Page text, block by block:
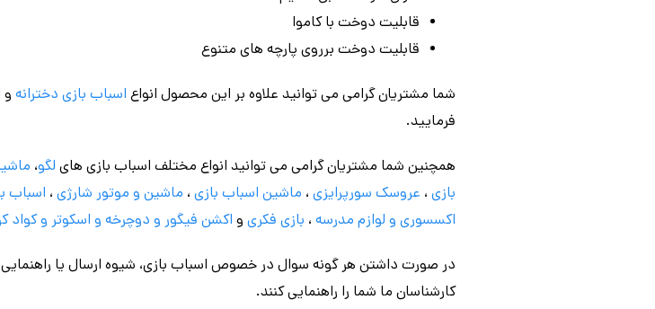
قابلیت دوخت با کاموا
قابلیت دوخت برروی پارچه های متنوع
شما مشتریان گرامی می توانید علاوه بر این محصول انواع اسباب بازی دخترانه و
فرمایید.
همچنین شما مشتریان گرامی می توانید انواع مختلف اسباب بازی های لگو،
بازی ، عروسک سورپرایزی ، ماشین اسباب بازی ، ماشین و موتور شارژی ، اسباب
اکسسوری و لوازم مدرسه ، بازی فکری و اکشن فیگور و دوچرخه و اسکوتر و کواد
در صورت داشتن هر گونه سوال در خصوص اسباب بازی، شیوه ارسال یا
کارشناسان ما شما را راهنمایی کنند.